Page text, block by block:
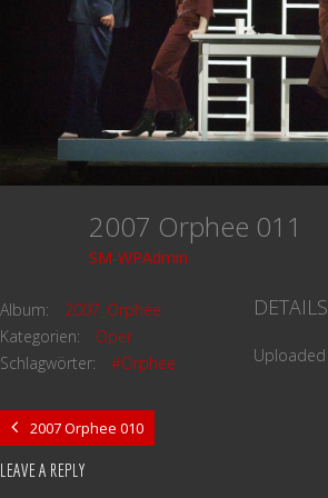
2007 Orphee 011
SM-WPAdmin
Album:
2007_Orphée
Kategorien:
Oper
Schlagwörter:
#Orphee
DETAILS
Uploaded
2007 Orphee 010
LEAVE A REPLY